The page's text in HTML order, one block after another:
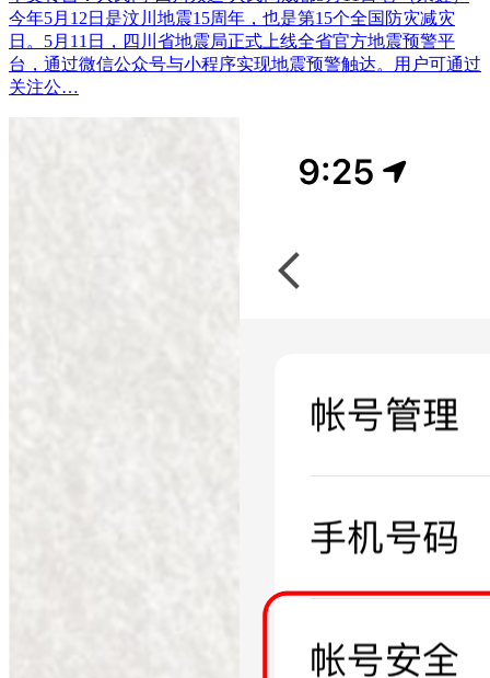
今年5月12日是汶川地震15周年，也是第15个全国防灾减灾
日。5月11日，四川省地震局正式上线全省官方地震预警平
台，通过微信公众号与小程序实现地震预警触达。用户可通过
关注公…